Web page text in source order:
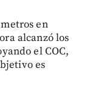
en
alcanzó los
el COC,
es